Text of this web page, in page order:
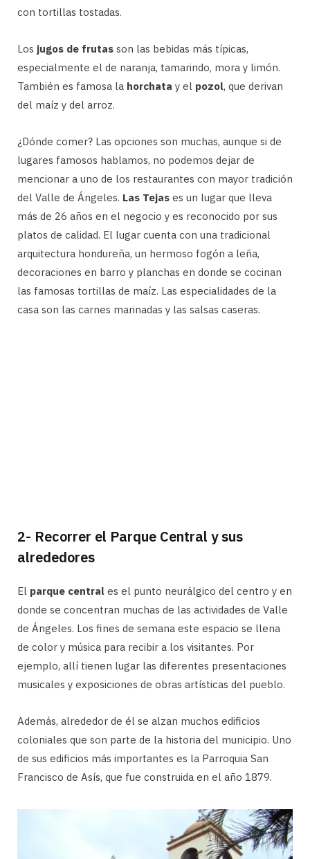
con tortillas tostadas.
Los jugos de frutas son las bebidas más típicas,
especialmente el de naranja, tamarindo, mora y limón.
También es famosa la horchata y el pozol, que derivan
del maíz y del arroz.
¿Dónde comer? Las opciones son muchas, aunque si de
lugares famosos hablamos, no podemos dejar de
mencionar a uno de los restaurantes con mayor tradición
del Valle de Ángeles. Las Tejas es un lugar que lleva
más de 26 años en el negocio y es reconocido por sus
platos de calidad. El lugar cuenta con una tradicional
arquitectura hondureña, un hermoso fogón a leña,
decoraciones en barro y planchas en donde se cocinan
las famosas tortillas de maíz. Las especialidades de la
casa son las carnes marinadas y las salsas caseras.
2- Recorrer el Parque Central y sus
alrededores
El parque central es el punto neurálgico del centro y en
donde se concentran muchas de las actividades de Valle
de Ángeles. Los fines de semana este espacio se llena
de color y música para recibir a los visitantes. Por
ejemplo, allí tienen lugar las diferentes presentaciones
musicales y exposiciones de obras artísticas del pueblo.
Además, alrededor de él se alzan muchos edificios
coloniales que son parte de la historia del municipio. Uno
de sus edificios más importantes es la Parroquia San
Francisco de Asís, que fue construida en el año 1879.